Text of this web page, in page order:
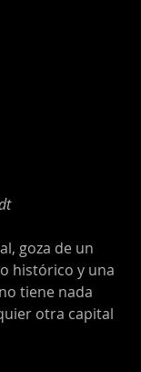
goza de un
histórico y una
tiene nada
otra capital